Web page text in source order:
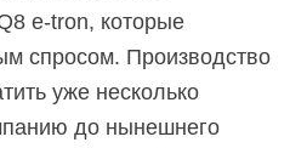
e-tron, которые
спросом. Производство
уже несколько
до нынешнего